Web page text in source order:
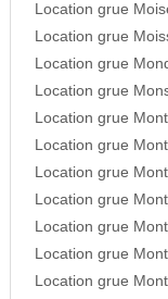
Location grue
Location grue
Location grue
Location grue
Location grue
Location grue
Location grue
Location grue
Location grue
Location grue
Location grue